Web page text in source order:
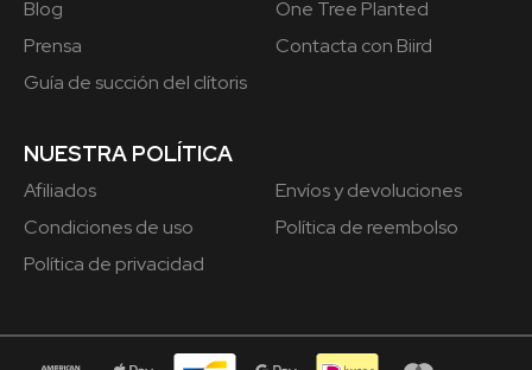
Blog
Prensa
Guía de succión del clítoris
One Tree Planted
Contacta con Biird
NUESTRA POLÍTICA
Afiliados
Condiciones de uso
Política de privacidad
Envíos y devoluciones
Política de reembolso